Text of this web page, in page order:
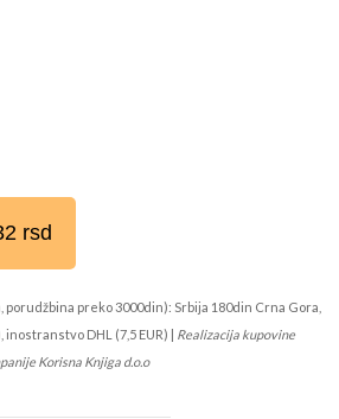
rsd
preko 3000din): Srbija 180din Crna Gora,
inostranstvo DHL (7,5 EUR) | Realizacija kupovine
Korisna Knjiga d.o.o